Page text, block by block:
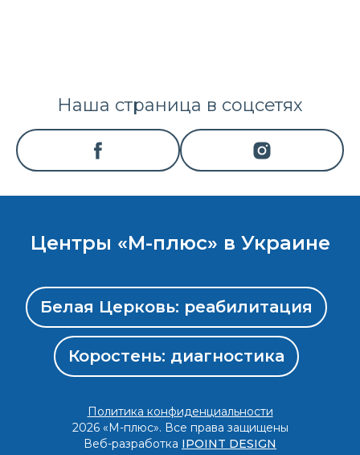
Наша страница в соцсетях
Центры «М-плюс» в Украине
Белая Церковь: реабилитация
Коростень: диагностика
Политика конфиденциальности
2026 «М-плюс». Все права защищены
Веб-разработка IPOINT DESIGN